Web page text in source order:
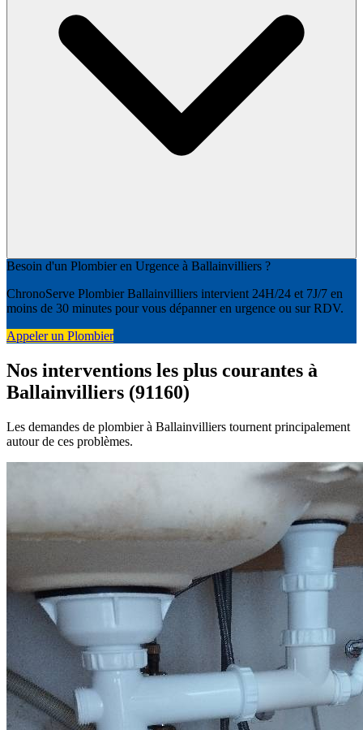
Besoin d'un Plombier en Urgence à Ballainvilliers ?
ChronoServe Plombier Ballainvilliers intervient 24H/24 et 7J/7 en
moins de 30 minutes pour vous dépanner en urgence ou sur RDV.
Appeler un Plombier
Nos interventions les plus courantes à
Ballainvilliers (91160)
Les demandes de plombier à Ballainvilliers tournent principalement
autour de ces problèmes.